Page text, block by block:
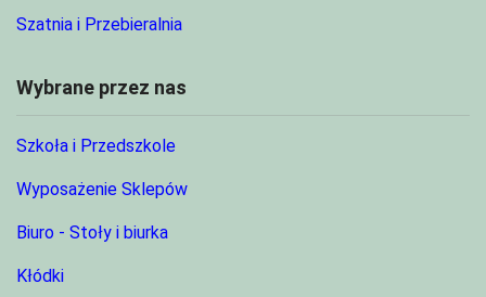
Szatnia i Przebieralnia
Wybrane przez nas
Szkoła i Przedszkole
Wyposażenie Sklepów
Biuro - Stoły i biurka
Kłódki